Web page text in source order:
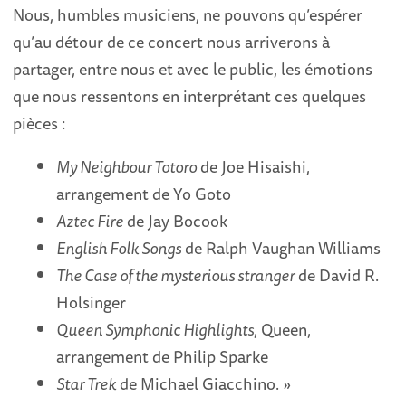
Nous, humbles musiciens, ne pouvons qu’espérer
qu’au détour de ce concert nous arriverons à
partager, entre nous et avec le public, les émotions
que nous ressentons en interprétant ces quelques
pièces :
My Neighbour Totorode Joe Hisaishi,
arrangement de Yo Goto
Aztec Firede Jay Bocook
English Folk Songsde Ralph Vaughan Williams
The Case of the mysterious strangerde David R.
Holsinger
Queen Symphonic Highlights, Queen,
arrangement de Philip Sparke
Star Trekde Michael Giacchino. »